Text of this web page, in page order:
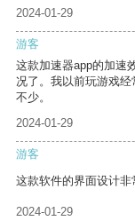
2024-01-29
游客
这款加速器app的加速
况了。我以前玩游戏
不少。
2024-01-29
游客
这款软件的界面设计非
2024-01-29